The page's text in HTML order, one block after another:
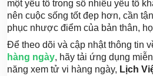
một yếu tố trong số nhiều yếu tố
nên cuộc sống tốt đẹp hơn, cần
phục nhược điểm của bản thân,
Để theo dõi và cập nhật thông tin
hàng ngày, hãy tải ứng dụng
năng xem tử vi hàng ngày, Lịch